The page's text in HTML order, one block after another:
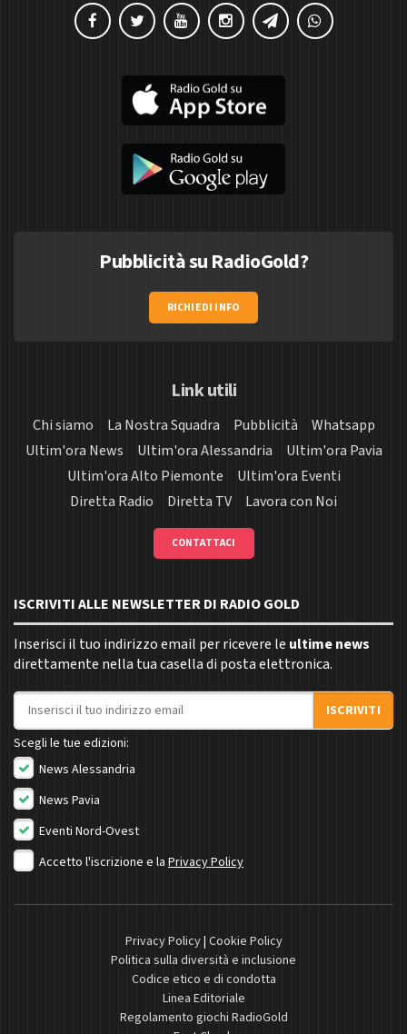
Pubblicità su RadioGold?
RICHIEDI INFO
Link utili
Chi siamo La Nostra Squadra Pubblicità
Whatsapp
Ultim'ora News
Ultim'ora Alessandria
Ultim'ora Pavia
Ultim'ora Alto Piemonte
Ultim'ora Eventi
Diretta Radio
Diretta TV Lavora con Noi
CONTATTACI
ISCRIVITI ALLE NEWSLETTER DI RADIO GOLD
Inserisci il tuo indirizzo email per ricevere le ultime news
direttamente nella tua casella di posta elettronica.
Indirizzo email
ISCRIVITI
Scegli le tue edizioni:
News Alessandria
News Pavia
Eventi Nord-Ovest
Accetto l'iscrizione e la Privacy Policy
Privacy Policy| Cookie Policy
Politica sulla diversità e inclusione
Codice etico e di condotta
Linea Editoriale
Regolamento giochi RadioGold